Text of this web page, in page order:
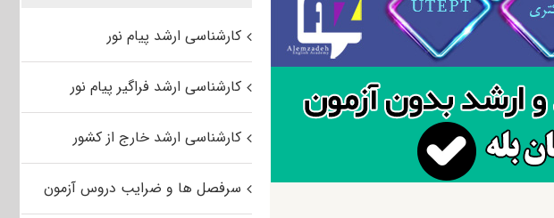
کارشناسی ارشد پیام نور
کارشناسی ارشد فراگیر پیام نور
کارشناسی ارشد خارج از کشور
سرفصل ها و ضرایب دروس آزمون